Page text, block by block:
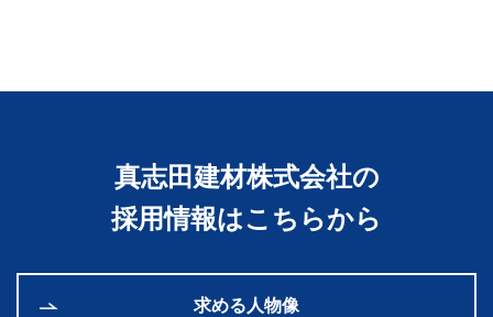
真志田建材株式会社の
採用情報はこちらから
求める人物像